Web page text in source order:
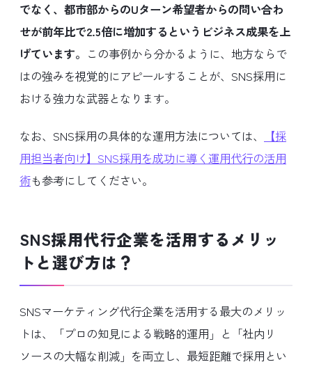
でなく、都市部からのUターン希望者からの問い合わ
せが前年比で2.5倍に増加するというビジネス成果を上
げています。 この事例から分かるように、地方ならで
はの強みを視覚的にアピールすることが、SNS採用に
おける強力な武器となります。
なお、SNS採用の具体的な運用方法については、
【採
用担当者向け】SNS採用を成功に導く運用代行の活用
術も参考にしてください。
SNS採用代行企業を活用するメリッ
トと選び方は？
SNSマーケティング代行企業を活用する最大のメリッ
トは、「プロの知見による戦略的運用」と「社内リ
ソースの大幅な削減」を両立し、最短距離で採用とい